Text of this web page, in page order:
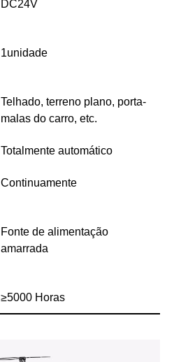
DC24V
1unidade
Telhado, terreno plano, porta-
malas do carro, etc.
Totalmente automático
Continuamente
Fonte de alimentação
amarrada
≥5000 Horas